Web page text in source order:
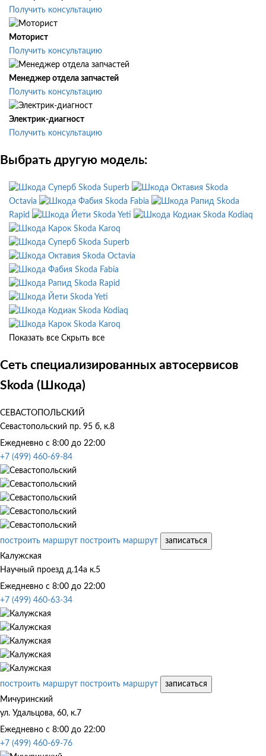
Получить консультацию
Моторист
Получить консультацию
Менеджер отдела запчастей
Получить консультацию
Электрик-диагност
Получить консультацию
Выбрать другую модель:
Skoda Superb
Skoda
Octavia
Skoda Fabia
Skoda
Rapid
Skoda Yeti
Skoda Kodiaq
Skoda Karoq
Skoda Superb
Skoda Octavia
Skoda Fabia
Skoda Rapid
Skoda Yeti
Skoda Kodiaq
Skoda Karoq
Показать все Скрыть все
Сеть специализированных автосервисов
Skoda (Шкода)
СЕВАСТОПОЛЬСКИЙ
Севастопольский пр. 95 б, к.8
Ежедневно с 8:00 до 22:00
+7 (499) 460-69-84
построить маршрут построить маршрут
записаться
Калужская
Научный проезд д.14а к.5
Ежедневно с 8:00 до 22:00
+7 (499) 460-63-34
построить маршрут построить маршрут
записаться
Мичуринский
ул. Удальцова, 60, к.7
Ежедневно с 8:00 до 22:00
+7 (499) 460-69-76